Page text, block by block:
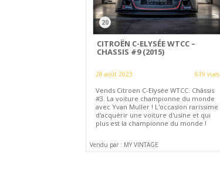
20
CITROËN C-ELYSÉE WTCC –
CHASSIS #9 (2015)
28 août 2023 619 vues
Vends Citroen C-Elysée WTCC. Châssis
#3. La voiture championne du monde
avec Yvan Muller ! L'occasion rarissime
d'acquérir une voiture d'usine et qui
plus est la championne du monde !
Vendu par : MY VINTAGE